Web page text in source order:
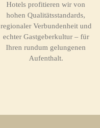
Hotels profitieren wir von
hohen Qualitätsstandards,
regionaler Verbundenheit und
echter Gastgeberkultur – für
Ihren rundum gelungenen
Aufenthalt.